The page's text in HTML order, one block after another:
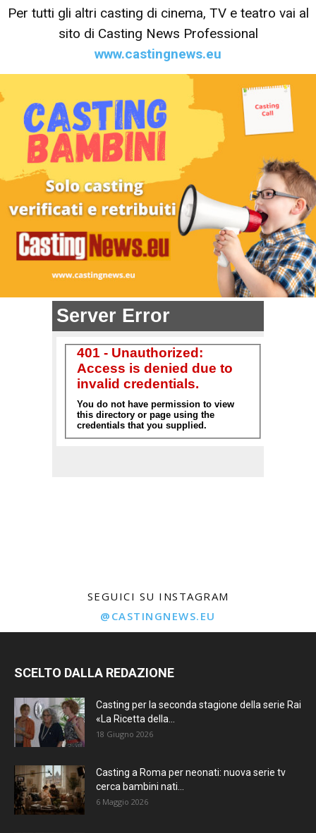
Per tutti gli altri casting di cinema, TV e teatro vai al
sito di Casting News Professional
www.castingnews.eu
SEGUICI SU INSTAGRAM
@CASTINGNEWS.EU
SCELTO DALLA REDAZIONE
Casting per la seconda stagione della serie Rai
«La Ricetta della...
18 Giugno 2026
Casting a Roma per neonati: nuova serie tv
cerca bambini nati...
6 Maggio 2026